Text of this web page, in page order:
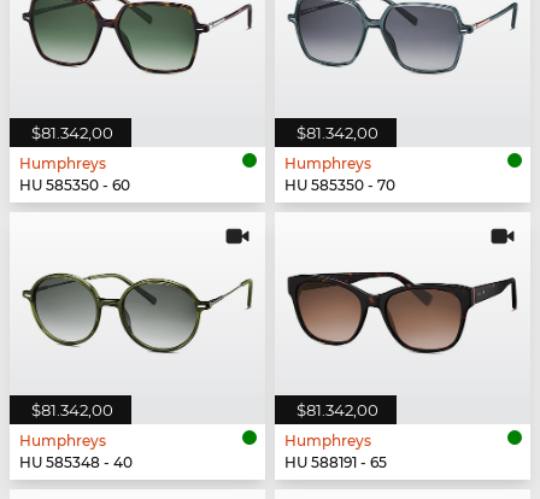
$81.342,00
Humphreys
HU 585350 - 60
$81.342,00
Humphreys
HU 585350 - 70
$81.342,00
Humphreys
HU 585348 - 40
$81.342,00
Humphreys
HU 588191 - 65